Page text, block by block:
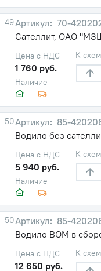
49
70-
Сателлит, ОАО
Наличие
Цена с НДС
1 760 руб.
К
50
85-
Водило без
Наличие
Цена с НДС
5 940 руб.
К
50
85-
Водило ВОМ в
Цена с НДС
12 650 руб.
К